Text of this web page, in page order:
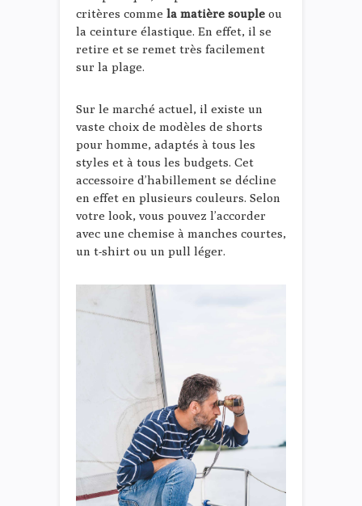
critères comme la matière souple ou
la ceinture élastique. En effet, il se
retire et se remet très facilement
sur la plage.
Sur le marché actuel, il existe un
vaste choix de modèles de shorts
pour homme, adaptés à tous les
styles et à tous les budgets. Cet
accessoire d’habillement se décline
en effet en plusieurs couleurs. Selon
votre look, vous pouvez l’accorder
avec une chemise à manches courtes,
un t-shirt ou un pull léger.